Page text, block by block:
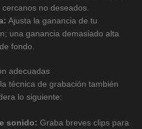
no deseados.
Ajusta la ganancia de tu
una ganancia demasiado alta
fondo.
adecuadas
técnica de grabación también
lo siguiente:
sonido: Graba breves clips para